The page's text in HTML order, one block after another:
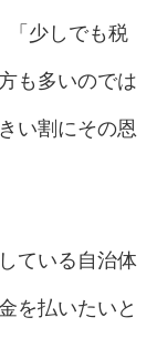
「少しでも税
も多いのでは
い割にその恩
ている自治体
を払いたいと